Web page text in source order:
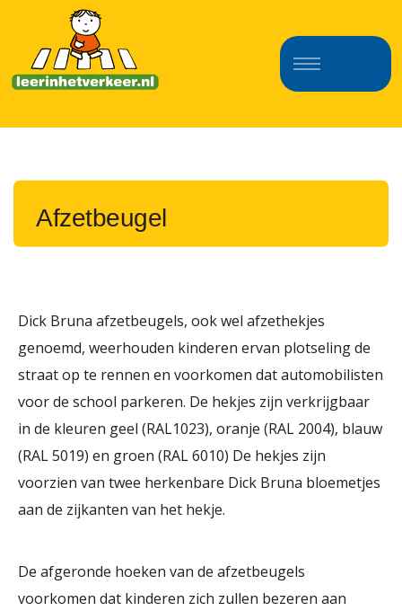
Afzetbeugel
Dick Bruna afzetbeugels, ook wel afzethekjes
genoemd, weerhouden kinderen ervan plotseling de
straat op te rennen en voorkomen dat automobilisten
voor de school parkeren. De hekjes zijn verkrijgbaar
in de kleuren geel (RAL1023), oranje (RAL 2004), blauw
(RAL 5019) en groen (RAL 6010) De hekjes zijn
voorzien van twee herkenbare Dick Bruna bloemetjes
aan de zijkanten van het hekje.
De afgeronde hoeken van de afzetbeugels
voorkomen dat kinderen zich zullen bezeren aan